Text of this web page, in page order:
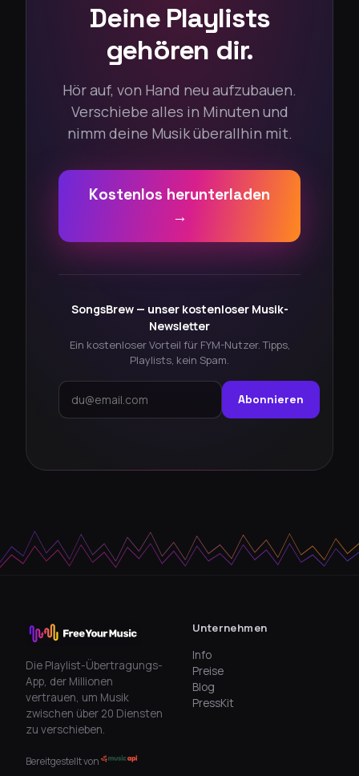
Deine Playlists
gehören dir.
Hör auf, von Hand neu aufzubauen.
Verschiebe alles in Minuten und
nimm deine Musik überallhin mit.
Kostenlos herunterladen
→
SongsBrew — unser kostenloser Musik-
Newsletter
Ein kostenloser Vorteil für FYM-Nutzer. Tipps,
Playlists, kein Spam.
Abonnieren
Die Playlist-Übertragungs-
App, der Millionen
vertrauen, um Musik
zwischen über 20 Diensten
zu verschieben.
Bereitgestellt von
Unternehmen
Info
Preise
Blog
PressKit